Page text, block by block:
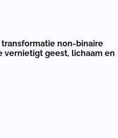
non-binaire
vernietigt geest, lichaam en